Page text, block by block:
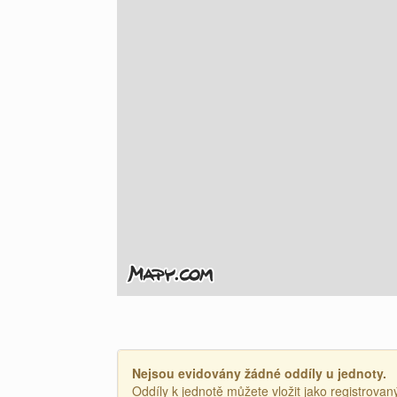
Nejsou evidovány žádné oddíly u jednoty.
Oddíly k jednotě můžete vložit jako